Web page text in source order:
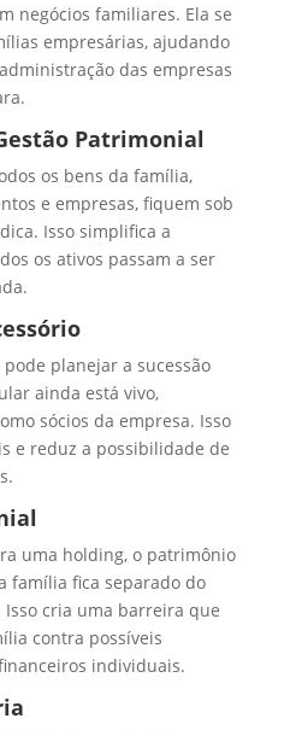
negócios familiares. Ela se
empresárias, ajudando
das empresas
Patrimonial
os bens da família,
e empresas, fiquem sob
Isso simplifica a
os ativos passam a ser
planejar a sucessão
ainda está vivo,
sócios da empresa. Isso
e reduz a possibilidade de
uma holding, o patrimônio
família fica separado do
cria uma barreira que
contra possíveis
individuais.